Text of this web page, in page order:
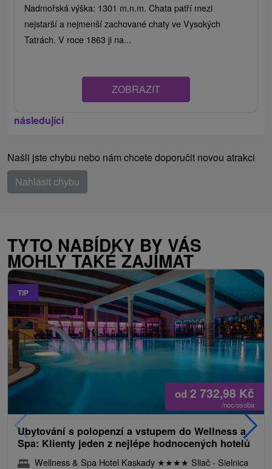
Nadmořská výška: 1301 m.n.m. Chata patří mezi
nejstarší a nejmenší zachované chaty ve Vysokých
Tatrách. V roce 1863 ji na...
ZOBRAZIT
následující
Našli jste chybu nebo nám chcete doporučit novou atrakci
Nahlásit chybu
TYTO NABÍDKY BY VÁS
MOHLY TAKÉ ZAJÍMAT
TIP
od 2 732,98 Kč
/noc/osoba
Ubytování s polopenzí a vstupem do Wellness a
Spa: Klienty jeden z nejlépe hodnocených hotelů
Wellness & Spa Hotel Kaskady ★★★★ Sliač - Sielnica